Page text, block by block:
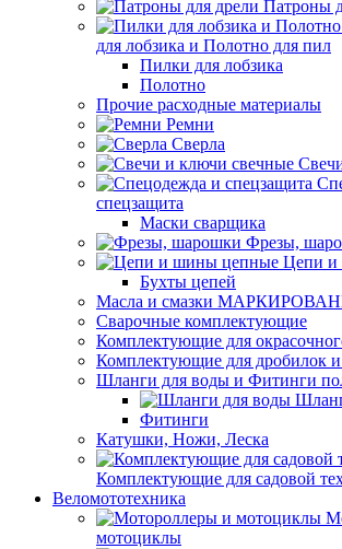
Патроны
для лобзика и Полотно для пил
Пилки для лобзика
Полотно
Прочие расходные материалы
Ремни
Сверла
спецзащита
Маски сварщика
Фрезы,
Цепи и
Бухты цепей
Масла и смазки
Сварочные комплектующие
Комплектующие для
Комплектующие для дробилок и
Шланги для воды и Фитинги
Фитинги
Катушки, Ножи, Леска
Комплектующие для садовой
Веломототехника
мотоциклы